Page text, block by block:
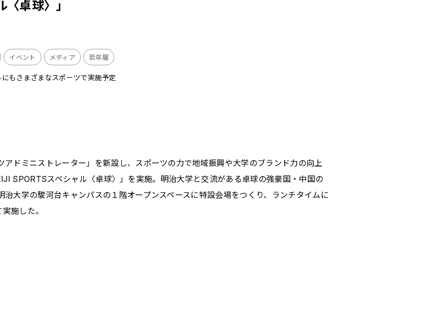
〈卓球〉」
イベント メディア 若年層
さまざまなスポーツで実施予定
ドミニストレーター」を新設し、スポーツの力で地域振興や大学のブランド力の向上
SPORTSスペシャル〈卓球〉」を実施。明治大学と交流がある卓球の強豪国・中国の
大学の駿河台キャンパスの１階オープンスペースに特設会場をつくり、ランチタイムに
施した。